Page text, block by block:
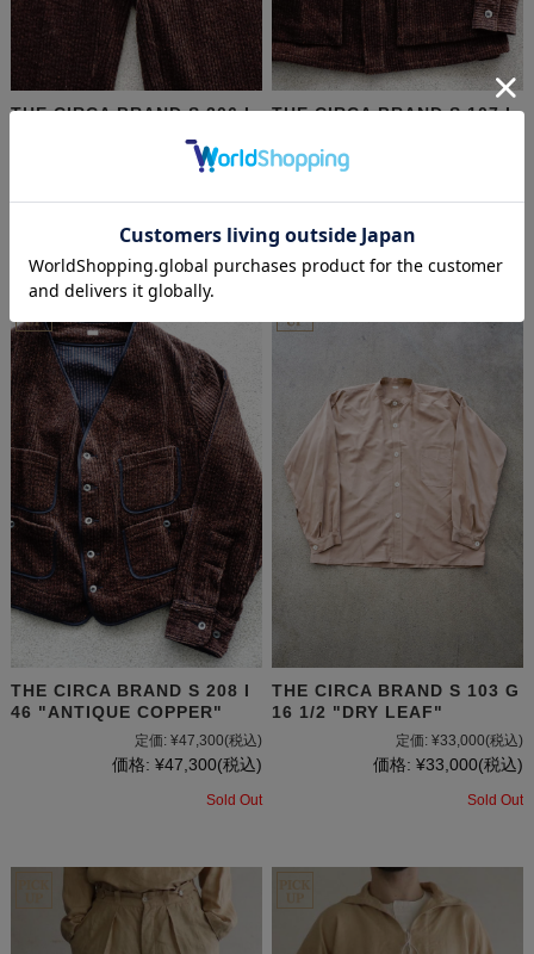
THE CIRCA BRAND S 206 I
34 "ANTIQUE COPPER"
¥49,500(税込)
THE CIRCA BRAND S 107 I
THE CIRCA BRAND S 208 I
46 "ANTIQUE COPPER"
定価: ¥47,300(税込)
価格: ¥47,300(税込)
Sold Out
THE CIRCA BRAND S 103 G
16 1/2 "DRY LEAF"
定価: ¥33,000(税込)
価格: ¥33,000(税込)
Sold Out